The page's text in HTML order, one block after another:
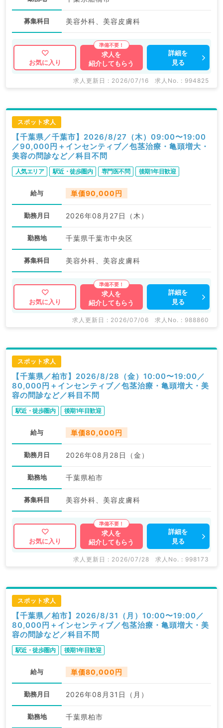
募集科目 美容外科、美容皮膚科
お気に入り
求人を
紹介してもらう
詳細を
見る
求人更新日 : 2026/07/16 求人No. : 994825
スポット求人
【千葉県／千葉市】2026/8/27（木）09:00〜19:00
／90,000円＋インセンティブ／包茎治療・亀頭増大・
美容の問診など／科目不問
人気エリア 駅近・徒歩圏内 専門医不問 後期1年目歓迎
給与 単価90,000円
勤務月日 2026年08月27日（木）
勤務地 千葉県千葉市中央区
募集科目 美容外科、美容皮膚科
お気に入り
求人を
紹介してもらう
詳細を
見る
求人更新日 : 2026/07/06 求人No. : 988860
スポット求人
【千葉県／柏市】2026/8/28（金）10:00〜19:00／
80,000円＋インセンティブ／包茎治療・亀頭増大・美
容の問診など／科目不問
駅近・徒歩圏内 後期1年目歓迎
給与 単価80,000円
勤務月日 2026年08月28日（金）
勤務地 千葉県柏市
募集科目 美容外科、美容皮膚科
お気に入り
求人を
紹介してもらう
詳細を
見る
求人更新日 : 2026/07/28 求人No. : 998173
スポット求人
【千葉県／柏市】2026/8/31（月）10:00〜19:00／
80,000円＋インセンティブ／包茎治療・亀頭増大・美
容の問診など／科目不問
駅近・徒歩圏内 後期1年目歓迎
給与 単価80,000円
勤務月日 2026年08月31日（月）
勤務地 千葉県柏市